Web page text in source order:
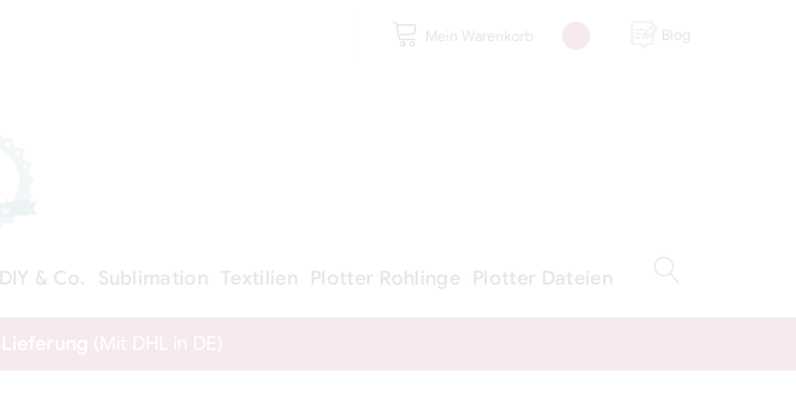
Blog
Mein Warenkorb
DIY & Co. Sublimation Textilien Plotter Rohlinge Plotter Dateien